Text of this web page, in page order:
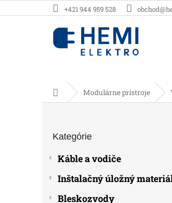
na
+421 944 959 528
DomovModulárne prístroje
kategórie
Kategórie
Káble a vodiče
Inštalačný úložný
Bleskozvody